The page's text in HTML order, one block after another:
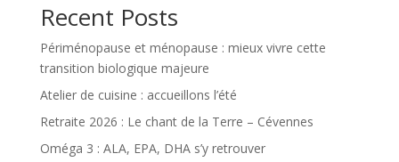
Recent Posts
Périménopause et ménopause : mieux vivre cette
transition biologique majeure
Atelier de cuisine : accueillons l’été
Retraite 2026 : Le chant de la Terre – Cévennes
Oméga 3 : ALA, EPA, DHA s’y retrouver